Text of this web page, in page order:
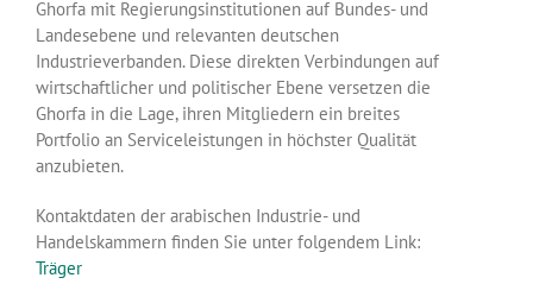
Ghorfa mit Regierungsinstitutionen auf Bundes- und
Landesebene und relevanten deutschen
Industrieverbanden. Diese direkten Verbindungen auf
wirtschaftlicher und politischer Ebene versetzen die
Ghorfa in die Lage, ihren Mitgliedern ein breites
Portfolio an Serviceleistungen in höchster Qualität
anzubieten.
Kontaktdaten der arabischen Industrie- und
Handelskammern finden Sie unter folgendem Link:
Träger